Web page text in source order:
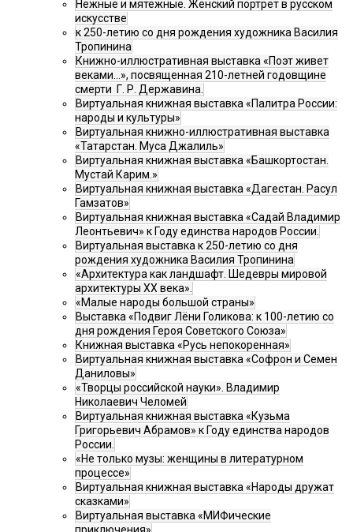
Нежные и мятежные. Женский портрет в русском
искусстве
к 250-летию со дня рождения художника Василия
Тропинина
Книжно-иллюстративная выставка «Поэт живет
веками…», посвященная 210-летней годовщине
смерти Г. Р. Державина.
Виртуальная книжная выставка «Палитра России:
народы и культуры»
Виртуальная книжно-иллюстративная выставка
«Татарстан. Муса Джалиль»
Виртуальная книжная выставка «Башкортостан.
Мустай Карим.»
Виртуальная книжная выставка «Дагестан. Расул
Гамзатов»
Виртуальная книжная выставка «Садай Владимир
Леонтьевич» к Году единства народов России.
Виртуальная выставка к 250-летию со дня
рождения художника Василия Тропинина
«Архитектура как ландшафт. Шедевры мировой
архитектуры XX века».
«Малые народы большой страны»
Выставка «Подвиг Лёни Голикова: к 100-летию со
дня рождения Героя Советского Союза»
Книжная выставка «Русь непокоренная»
Виртуальная книжная выставка «Софрон и Семен
Даниловы»
«Творцы российской науки». Владимир
Николаевич Челомей
Виртуальная книжная выставка «Кузьма
Григорьевич Абрамов» к Году единства народов
России.
«Не только музы: женщины в литературном
процессе»
Виртуальная книжная выставка «Народы дружат
сказками»
Виртуальная выставка «МИФические